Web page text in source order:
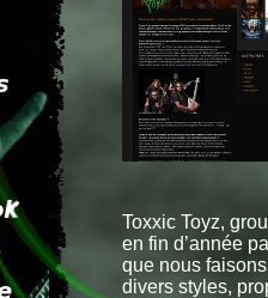
Toxxic Toyz,
en fin d’année
que nous
divers styles,